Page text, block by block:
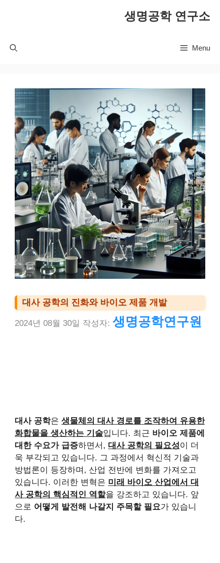
생명공학 연구소
Menu
대사 공학의 진화와 바이오 제품 개발
2024년 08월 30일 작성자: 생명공학연구원
대사 공학은 생물체의 대사 경로를 조작하여 유용한
화합물을 생산하는 기술입니다. 최근 바이오 제품에
대한 수요가 급증하면서, 대사 공학의 필요성이 더
욱 부각되고 있습니다. 그 과정에서 혁신적 기술과
방법론이 등장하며, 산업 전반에 변화를 가져오고
있습니다. 이러한 변혁은 미래 바이오 산업에서 대
사 공학의 핵심적인 역할을 강조하고 있습니다. 앞
으로 어떻게 발전해 나갈지 주목할 필요가 있습니
다.